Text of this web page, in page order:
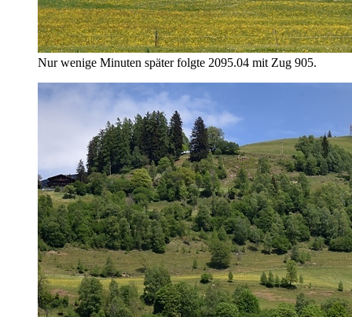
Nur wenige Minuten später folgte 2095.04 mit Zug 905.